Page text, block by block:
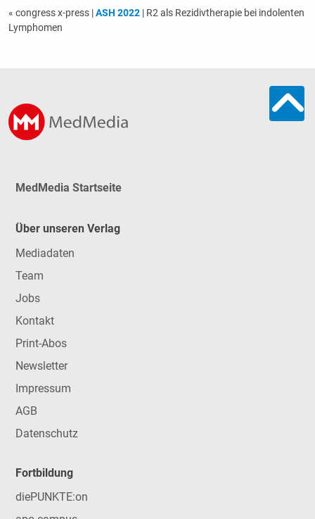
« congress x-press |ASH 2022| R2 als Rezidivtherapie bei indolenten
Lymphomen
MedMedia Startseite
Über unseren Verlag
Mediadaten
Team
Jobs
Kontakt
Print-Abos
Newsletter
Impressum
AGB
Datenschutz
Fortbildung
diePUNKTE:on